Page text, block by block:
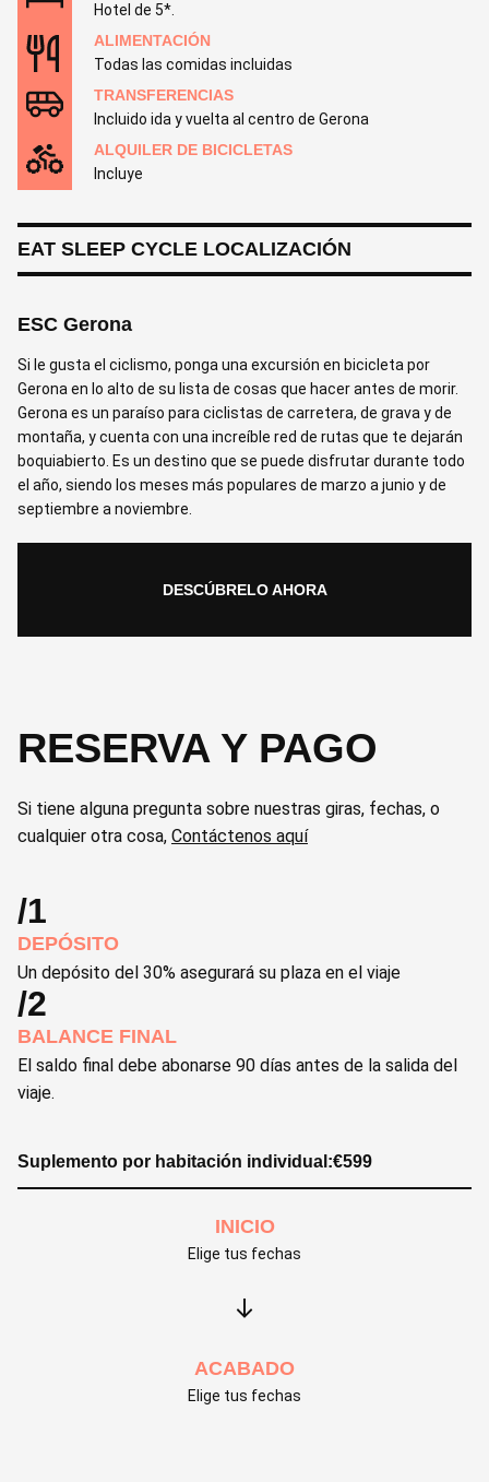
Hotel de 5*.
ALIMENTACIÓN
Todas las comidas incluidas
TRANSFERENCIAS
Incluido ida y vuelta al centro de Gerona
ALQUILER DE BICICLETAS
Incluye
EAT SLEEP CYCLE LOCALIZACIÓN
ESC Gerona
Si le gusta el ciclismo, ponga una excursión en bicicleta por
Gerona en lo alto de su lista de cosas que hacer antes de morir.
Gerona es un paraíso para ciclistas de carretera, de grava y de
montaña, y cuenta con una increíble red de rutas que te dejarán
boquiabierto. Es un destino que se puede disfrutar durante todo
el año, siendo los meses más populares de marzo a junio y de
septiembre a noviembre.
DESCÚBRELO AHORA
RESERVA Y PAGO
Si tiene alguna pregunta sobre nuestras giras, fechas, o
cualquier otra cosa, Contáctenos aquí
/1
DEPÓSITO
Un depósito del 30% asegurará su plaza en el viaje
/2
BALANCE FINAL
El saldo final debe abonarse 90 días antes de la salida del
viaje.
Suplemento por habitación individual:€599
INICIO
Elige tus fechas
ACABADO
Elige tus fechas